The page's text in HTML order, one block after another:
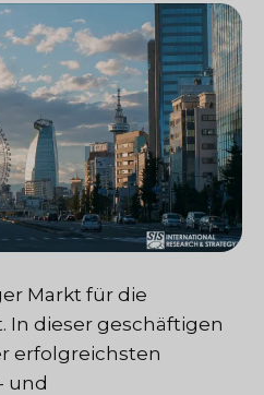
Markt für die
In dieser geschäftigen
erfolgreichsten
und